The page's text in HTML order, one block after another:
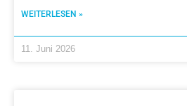
WEITERLESEN »
11. Juni 2026